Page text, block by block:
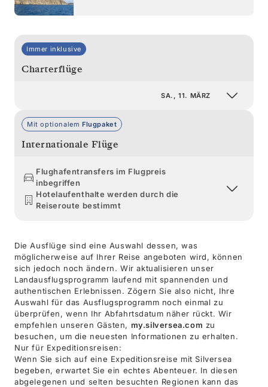
Immer inklusive
Charterflüge
SA., 11. MÄRZ
Mit optionalem Flugpaket
Internationale Flüge
Flughafentransfers im Flugpreis
inbegriffen
Hotelaufenthalte werden durch die
Reiseroute bestimmt
Die Ausflüge sind eine Auswahl dessen, was
möglicherweise auf Ihrer Reise angeboten wird, können
sich jedoch noch ändern. Wir aktualisieren unser
Landausflugsprogramm laufend mit spannenden und
authentischen Erlebnissen. Zögern Sie also nicht, Ihre
Auswahl für das Ausflugsprogramm noch einmal zu
überprüfen, wenn Ihr Abfahrtsdatum näher rückt. Wir
empfehlen unseren Gästen, my.silversea.com zu
besuchen, um die neuesten Informationen zu erhalten.
Nur für Expeditionsreisen:
Wenn Sie sich auf eine Expeditionsreise mit Silversea
begeben, erwartet Sie ein echtes Abenteuer. In diesen
abgelegenen und selten besuchten Regionen kann das